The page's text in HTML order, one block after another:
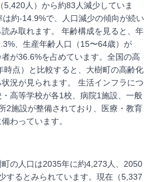
5,420人）から約83人減少していま
約-14.9%で、人口減少の傾向が続い
み取れます。 年齢構成を見ると、年
、生産年齢人口（15〜64歳）が
が36.6%を占めています。全国の高
時点）と比較すると、大樹町の高齢化
況が見られます。 生活インフラにつ
高等学校が各1校、病院1施設、一般
2施設が整備されており、医療・教育
わっています。
の人口は2035年に約4,273人、2050
するとみられています。現在（5,337